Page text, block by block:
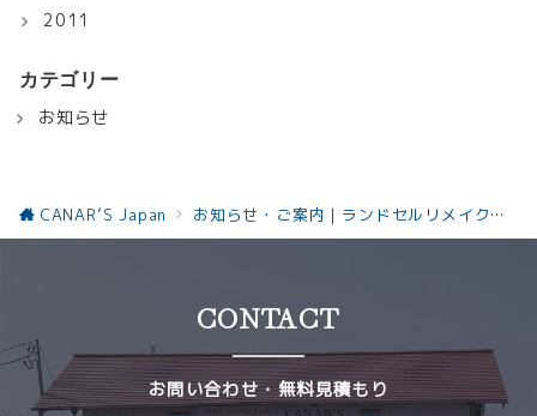
2011
カテゴリー
お知らせ
CANAR’S Japan お知らせ・ご案内｜ランドセルリメイクと革製品の最新情報お知らせ
CONTACT
お問い合わせ・無料見積もり